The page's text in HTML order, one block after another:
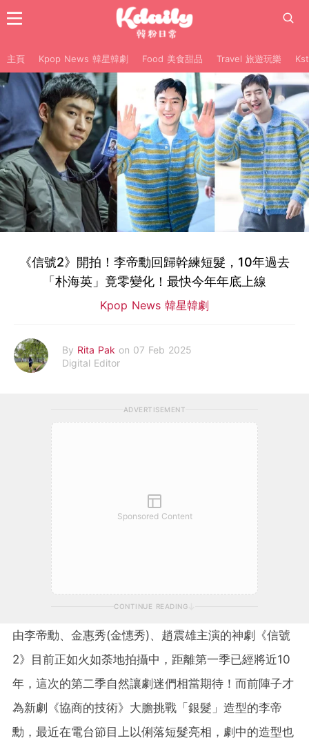
主頁 Kpop News 韓星韓劇 Food 美食甜品 Travel 旅遊玩樂
《信號2》開拍！李帝勳回歸幹練短髮，10年過去
「朴海英」竟零變化！最快今年年底上線
Kpop News 韓星韓劇
By Rita Pak on 07 Feb 2025
Digital Editor
ADVERTISEMENT
Sponsored Content
CONTINUE READING
由李帝勳、金惠秀(金憓秀)、趙震雄主演的神劇《信號
2》目前正如火如荼地拍攝中，距離第一季已經將近10
年，這次的第二季自然讓劇迷們相當期待！而前陣子才
為新劇《協商的技術》大膽挑戰「銀髮」造型的李帝
勳，最近在電台節目上以俐落短髮亮相，劇中的造型也